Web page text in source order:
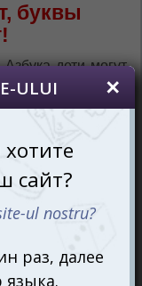
буквы
дети могут
зависимости от
игры
наличие
понадобится
с подписанными
начинающих